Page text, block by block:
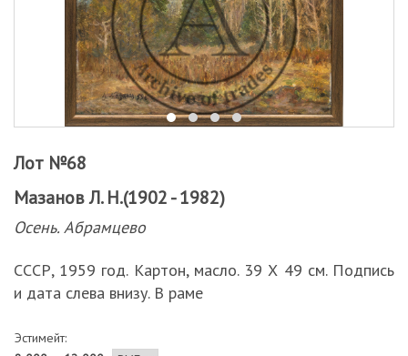
Лот №68
Мазанов Л. Н.(1902 - 1982)
Осень. Абрамцево
СССР, 1959 год. Картон, масло. 39 Х 49 см. Подпись
и дата слева внизу. В раме
Эстимейт: